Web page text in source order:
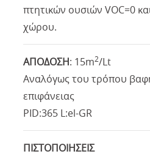
πτητικών ουσιών VOC=0
χώρου.
ΑΠΟΔΟΣΗ: 15m2/Lt
Αναλόγως του τρόπου
επιφάνειας
PID:365 L:el-GR
ΠΙΣΤΟΠΟΙΗΣΕΙΣ